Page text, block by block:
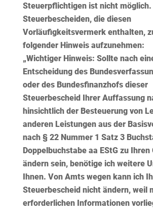
Steuerpflichtigen ist nicht möglich.
Steuerbescheiden, die diesen
Vorläufigkeitsvermerk enthalten,
folgender Hinweis aufzunehmen:
„Wichtiger Hinweis: Sollte nach
Entscheidung des
oder des Bundesfinanzhofs dieser
Steuerbescheid Ihrer Auffassung
hinsichtlich der Besteuerung von
anderen Leistungen aus der
nach § 22 Nummer 1 Satz 3
Doppelbuchstabe aa EStG zu Ihren
ändern sein, benötige ich weitere
Ihnen. Von Amts wegen kann ich
Steuerbescheid nicht ändern, weil
erforderlichen Informationen